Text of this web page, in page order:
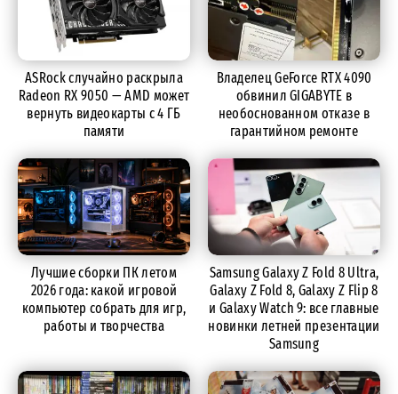
ASRock случайно раскрыла
Radeon RX 9050 — AMD может
вернуть видеокарты с 4 ГБ
памяти
Владелец GeForce RTX 4090
обвинил GIGABYTE в
необоснованном отказе в
гарантийном ремонте
Лучшие сборки ПК летом
2026 года: какой игровой
компьютер собрать для игр,
работы и творчества
Samsung Galaxy Z Fold 8 Ultra,
Galaxy Z Fold 8, Galaxy Z Flip 8
и Galaxy Watch 9: все главные
новинки летней презентации
Samsung